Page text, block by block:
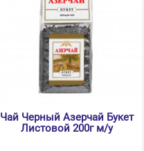
Чай Черный Азерчай Букет
Листовой 200г м/у